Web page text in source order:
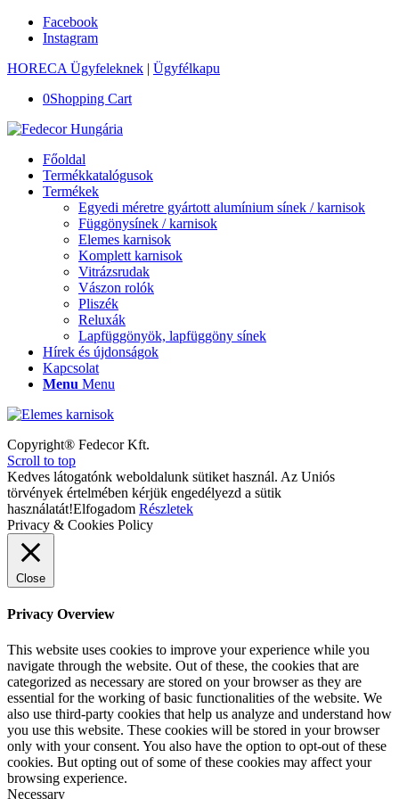
Facebook
Instagram
HORECA Ügyfeleknek | Ügyfélkapu
0Shopping Cart
Főoldal
Termékkatalógusok
Termékek
Egyedi méretre gyártott alumínium sínek / karnisok
Függönysínek / karnisok
Elemes karnisok
Komplett karnisok
Vitrázsrudak
Vászon rolók
Pliszék
Reluxák
Lapfüggönyök, lapfüggöny sínek
Hírek és újdonságok
Kapcsolat
Menu Menu
Copyright® Fedecor Kft.
Scroll to top
Kedves látogatónk weboldalunk sütiket használ. Az Uniós
törvények értelmében kérjük engedélyezd a sütik
használatát!Elfogadom Részletek
Privacy & Cookies Policy
Close
Privacy Overview
This website uses cookies to improve your experience while you
navigate through the website. Out of these, the cookies that are
categorized as necessary are stored on your browser as they are
essential for the working of basic functionalities of the website. We
also use third-party cookies that help us analyze and understand how
you use this website. These cookies will be stored in your browser
only with your consent. You also have the option to opt-out of these
cookies. But opting out of some of these cookies may affect your
browsing experience.
Necessary